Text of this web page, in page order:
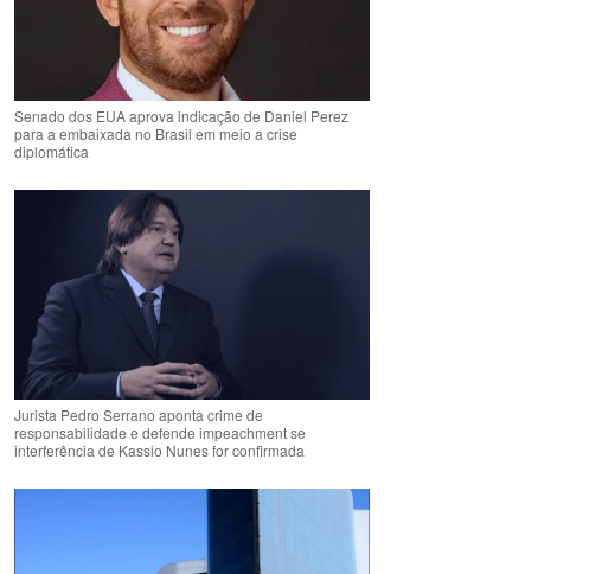
Senado dos EUA aprova indicação de Daniel Perez
para a embaixada no Brasil em meio a crise
diplomática
Jurista Pedro Serrano aponta crime de
responsabilidade e defende impeachment se
interferência de Kassio Nunes for confirmada